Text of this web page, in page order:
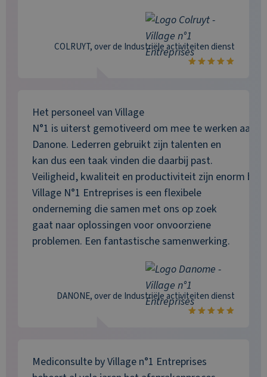
COLRUYT, over de Industriële activiteitendienst
Het personeel van Village
N°1 is uiterst gemotiveerd om mee te werken aan
Danone. Lederren gebruikt zijn talenten en
kan dus een taak vinden die daarbij past.
Veiligheid, kwaliteit en productiviteit zijn enorm
Village N°1 Entreprises is een flexibele
onderneming die samen met ons op zoek
gaat naar oplossingen voor onvoorziene
problemen. Een fantastische samenwerking.
DANONE, over de Industriële activiteitendienst
Mediconsulte by Village n°1 Entreprises